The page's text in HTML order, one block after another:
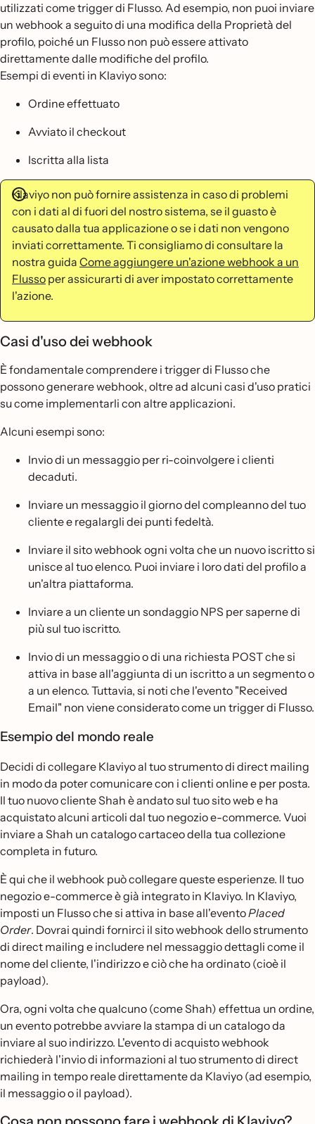
utilizzati come trigger di Flusso. Ad esempio, non puoi inviare
un webhook a seguito di una modifica della Proprietà del
profilo, poiché un Flusso non può essere attivato
direttamente dalle modifiche del profilo.
Esempi di eventi in Klaviyo sono:
Ordine effettuato
Avviato il checkout
Iscritta alla lista
Klaviyo non può fornire assistenza in caso di problemi
con i dati al di fuori del nostro sistema, se il guasto è
causato dalla tua applicazione o se i dati non vengono
inviati correttamente. Ti consigliamo di consultare la
nostra guida Come aggiungere un'azione webhook a un
Flusso per assicurarti di aver impostato correttamente
l'azione.
Casi d'uso dei webhook
È fondamentale comprendere i trigger di Flusso che
possono generare webhook, oltre ad alcuni casi d'uso pratici
su come implementarli con altre applicazioni.
Alcuni esempi sono:
Invio di un messaggio per ri-coinvolgere i clienti
decaduti.
Inviare un messaggio il giorno del compleanno del tuo
cliente e regalargli dei punti fedeltà.
Inviare il sito webhook ogni volta che un nuovo iscritto si
unisce al tuo elenco. Puoi inviare i loro dati del profilo a
un'altra piattaforma.
Inviare a un cliente un sondaggio NPS per saperne di
più sul tuo iscritto.
Invio di un messaggio o di una richiesta POST che si
attiva in base all'aggiunta di un iscritto a un segmento o
a un elenco. Tuttavia, si noti che l'evento "Received
Email" non viene considerato come un trigger di Flusso.
Esempio del mondo reale
Decidi di collegare Klaviyo al tuo strumento di direct mailing
in modo da poter comunicare con i clienti online e per posta.
Il tuo nuovo cliente Shah è andato sul tuo sito web e ha
acquistato alcuni articoli dal tuo negozio e-commerce. Vuoi
inviare a Shah un catalogo cartaceo della tua collezione
completa in futuro.
È qui che il webhook può collegare queste esperienze. Il tuo
negozio e-commerce è già integrato in Klaviyo. In Klaviyo,
imposti un Flusso che si attiva in base all'eventoPlaced
Order. Dovrai quindi fornirci il sito webhook dello strumento
di direct mailing e includere nel messaggio dettagli come il
nome del cliente, l'indirizzo e ciò che ha ordinato (cioè il
payload).
Ora, ogni volta che qualcuno (come Shah) effettua un ordine,
un evento potrebbe avviare la stampa di un catalogo da
inviare al suo indirizzo. L'evento di acquisto webhook
richiederà l'invio di informazioni al tuo strumento di direct
mailing in tempo reale direttamente da Klaviyo (ad esempio,
il messaggio o il payload).